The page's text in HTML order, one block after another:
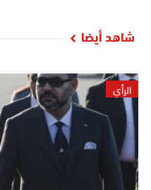
شاهد أيضا
الرأي